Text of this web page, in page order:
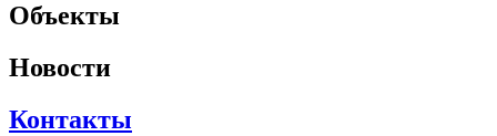
Объекты
Новости
Контакты